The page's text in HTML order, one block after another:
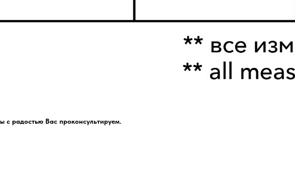
с радостью Вас проконсультируем.